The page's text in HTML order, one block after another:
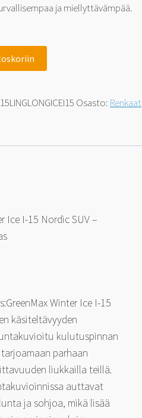
ja miellyttävämpää.
Osasto: Renkaat
Ice I-15 Nordic SUV –
Winter Ice I-15
käsiteltävyyden
kulutuspinnan
parhaan
liukkailla teillä.
auttavat
ja sohjoa, mikä lisää